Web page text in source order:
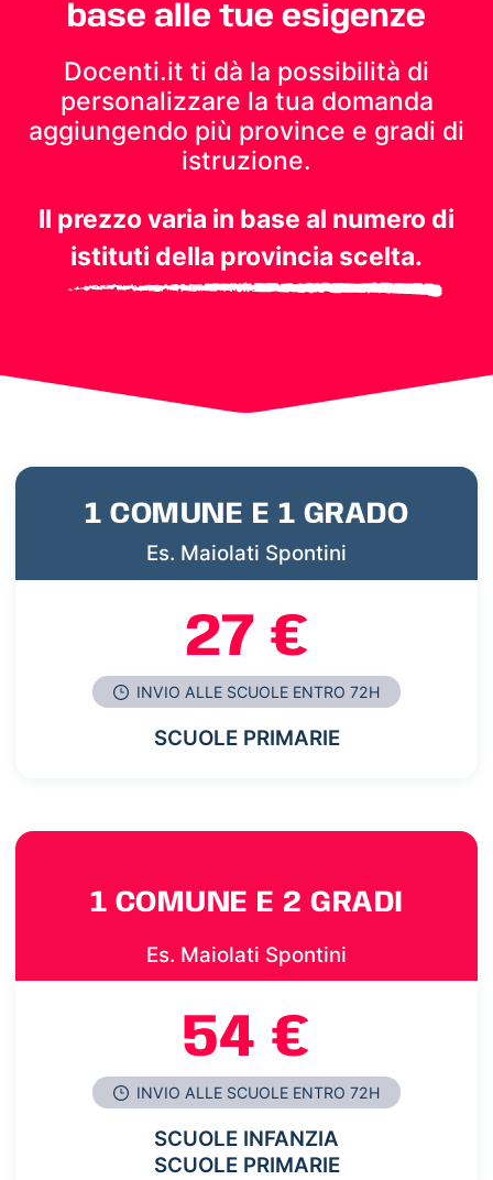
base alle tue esigenze
Docenti.it ti dà la possibilità di
personalizzare la tua domanda
aggiungendo più province e gradi di
istruzione.
Il prezzo varia in base al numero di
istituti della provincia scelta.
1 COMUNE E 1 GRADO
Es. Maiolati Spontini
27 €
INVIO ALLE SCUOLE ENTRO 72H
SCUOLE PRIMARIE
1 COMUNE E 2 GRADI
Es. Maiolati Spontini
54 €
INVIO ALLE SCUOLE ENTRO 72H
SCUOLE INFANZIA
SCUOLE PRIMARIE